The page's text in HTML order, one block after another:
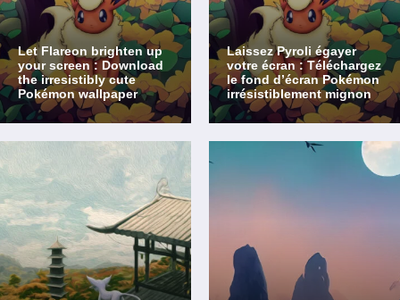
Let Flareon brighten up
your screen : Download
the irresistibly cute
Pokémon wallpaper
Laissez Pyroli égayer
votre écran : Téléchargez
le fond d’écran Pokémon
irrésistiblement mignon